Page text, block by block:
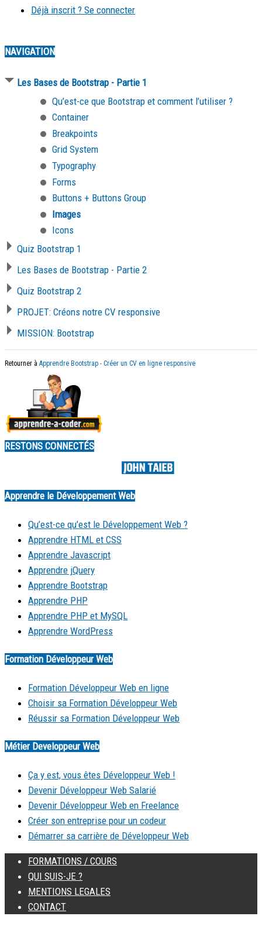
Déjà inscrit ? Se connecter
NAVIGATION
Les Bases de Bootstrap - Partie 1
Qu’est-ce que Bootstrap et comment l’utiliser ?
Container
Breakpoints
Grid System
Typography
Forms
Buttons + Buttons Group
Images
Icons
Quiz Bootstrap 1
Les Bases de Bootstrap - Partie 2
Quiz Bootstrap 2
PROJET: Créons notre CV responsive
MISSION: Bootstrap
Retourner à Apprendre Bootstrap - Créer un CV en ligne responsive
RESTONS CONNECTÉS
Apprendre le Développement Web
Qu’est-ce qu’est le Développement Web ?
Apprendre HTML et CSS
Apprendre Javascript
Apprendre jQuery
Apprendre Bootstrap
Apprendre PHP
Apprendre PHP et MySQL
Apprendre WordPress
Formation Développeur Web
Formation Développeur Web en ligne
Choisir sa Formation Développeur Web
Réussir sa Formation Développeur Web
Métier Developpeur Web
Ça y est, vous êtes Développeur Web !
Devenir Développeur Web Salarié
Devenir Développeur Web en Freelance
Créer son entreprise pour un codeur
Démarrer sa carrière de Développeur Web
FORMATIONS / COURS
QUI SUIS-JE ?
MENTIONS LEGALES
CONTACT